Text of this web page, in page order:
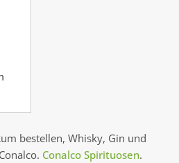
bestellen, Whisky, Gin und
Conalco Spirituosen.